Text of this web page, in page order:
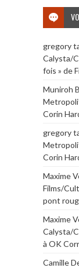
gregory
Calysta/
fois » de
Muniroh
Corin
gregory
Corin
Maxime
Films/
pont
Maxime
Calysta/
à OK
Camille